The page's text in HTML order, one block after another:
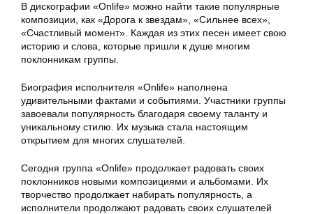
В дискографии «Onlife» можно найти такие популярные
композиции, как «Дорога к звездам», «Сильнее всех»,
«Счастливый момент». Каждая из этих песен имеет свою
историю и слова, которые пришли к душе многим
поклонникам группы.
Биография исполнителя «Onlife» наполнена
удивительными фактами и событиями. Участники группы
завоевали популярность благодаря своему таланту и
уникальному стилю. Их музыка стала настоящим
открытием для многих слушателей.
Сегодня группа «Onlife» продолжает радовать своих
поклонников новыми композициями и альбомами. Их
творчество продолжает набирать популярность, а
исполнители продолжают радовать своих слушателей